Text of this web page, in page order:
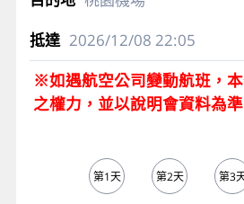
2026/12/08 22:05
※如遇航空公司變動航班，
之權力，並以說明會資料為準
第1天 第2天 第3